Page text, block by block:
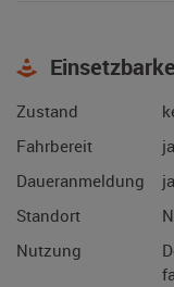
Zustand
Fahrbereit
ja
Daueranmeldung
ja
Standort
Nutzung